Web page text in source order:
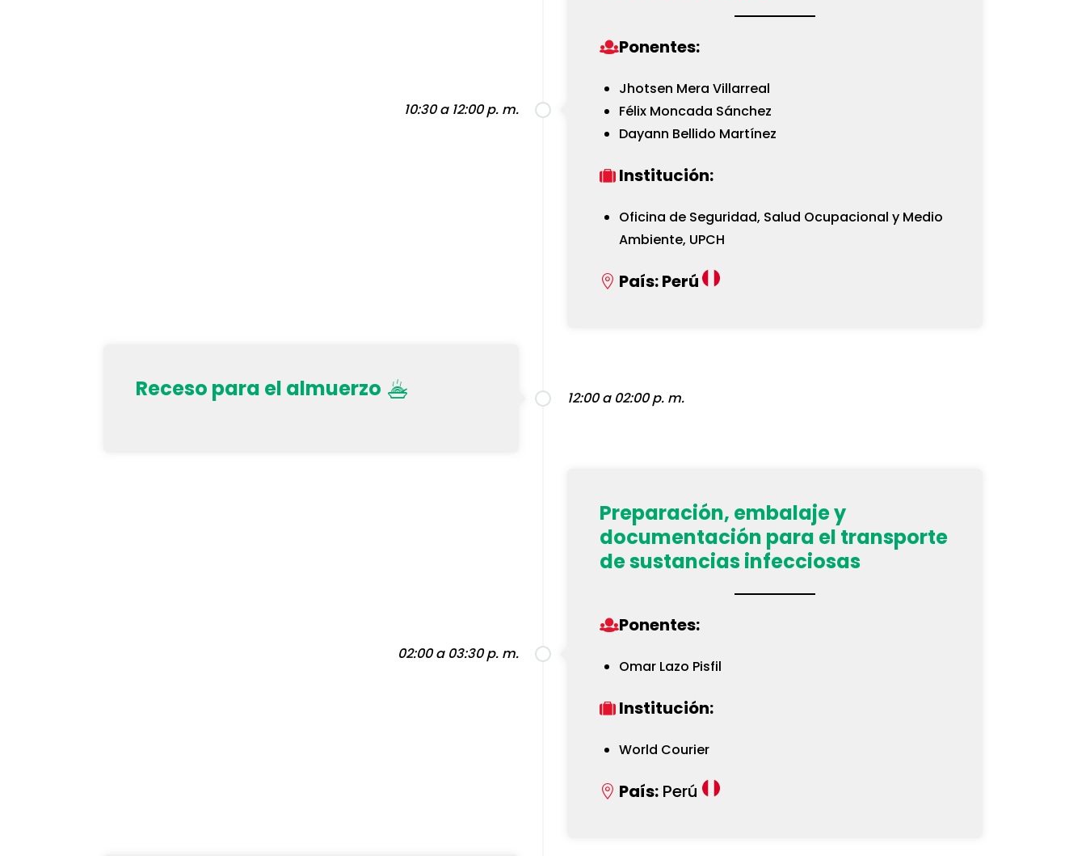
Ponentes:
Jhotsen Mera Villarreal
Félix Moncada Sánchez
Dayann Bellido Martínez
Institución:
Oficina de Seguridad, Salud Ocupacional y Medio
Ambiente, UPCH
País:Perú
10:30 a 12:00 p. m.
Receso para el almuerzo 12:00 a 02:00 p. m.
Preparación, embalaje y
documentación para el transporte
de sustancias infecciosas
Ponentes:
Omar Lazo Pisfil
Institución:
World Courier
País: Perú
02:00 a 03:30 p. m.